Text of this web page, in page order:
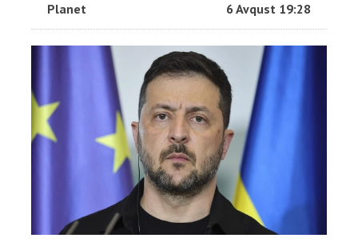
Planet 6 Avqust 19:28